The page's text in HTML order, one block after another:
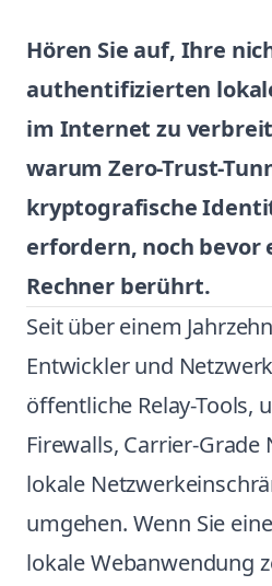
Hören Sie auf, Ihre
authentifizierten
im Internet zu
warum Zero-Trust-
kryptografische
erfordern, noch bevor
Rechner berührt.
Seit über einem
Entwickler und
öffentliche Relay-Tools,
Firewalls, Carrier-Grade
lokale
umgehen. Wenn Sie
lokale Webanwendung